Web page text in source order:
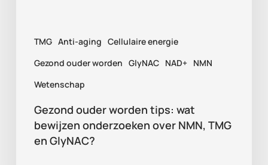
TMG Anti-aging Cellulaire energie
Gezond ouder worden GlyNAC NAD+ NMN
Wetenschap
TMG
GlyNAC?
Gezond ouder worden tips: wat
bewijzen onderzoeken over NMN, TMG
en GlyNAC?